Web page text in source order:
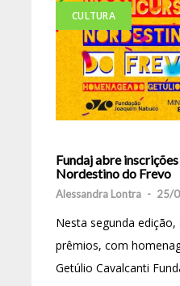
CULTURA
Fundaj abre
Nordestino do Frevo
Alessandra Lontra - 25/
Nesta segunda
prêmios, com
Getúlio Cavalcanti